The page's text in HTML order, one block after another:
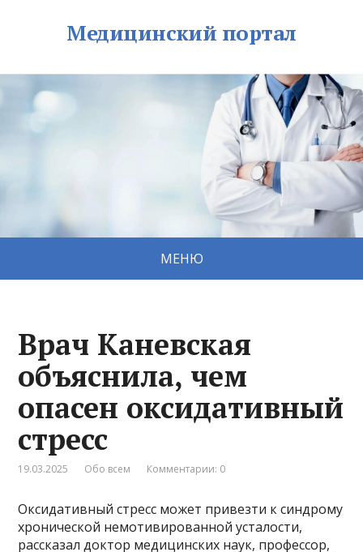
Медицинский портал
МЕНЮ
Врач Каневская
объяснила, чем
опасен оксидативный
стресс
19.03.2025 Обо всем Комментарии: 0
Оксидативный стресс может привезти к синдрому
хронической немотивированной усталости,
рассказал доктор медицинских наук, профессор,